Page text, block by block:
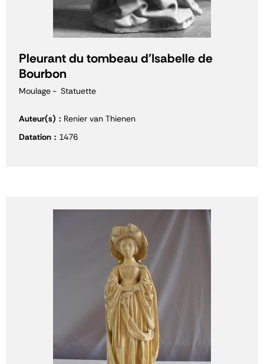
Pleurant du tombeau d'Isabelle de
Bourbon
Moulage Statuette
Auteur(s)
Renier van Thienen
Datation
1476